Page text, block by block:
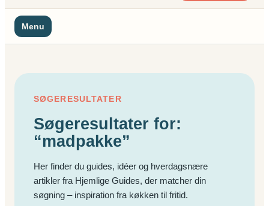
Menu
SØGERESULTATER
Søgeresultater for:
“madpakke”
Her finder du guides, idéer og hverdagsnære
artikler fra Hjemlige Guides, der matcher din
søgning – inspiration fra køkken til fritid.